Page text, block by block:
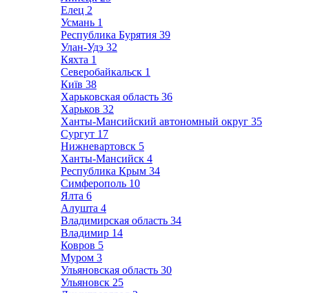
Елец 2
Усмань 1
Республика Бурятия 39
Улан-Удэ 32
Кяхта 1
Северобайкальск 1
Київ 38
Харьковская область 36
Харьков 32
Ханты-Мансийский автономный округ 35
Сургут 17
Нижневартовск 5
Ханты-Мансийск 4
Республика Крым 34
Симферополь 10
Ялта 6
Алушта 4
Владимирская область 34
Владимир 14
Ковров 5
Муром 3
Ульяновская область 30
Ульяновск 25